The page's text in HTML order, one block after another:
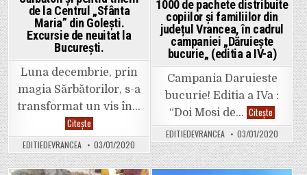
Femeilor
Arhiepiscopia
Vrancei,
alături
de
Platforma
Civică
de la Centrul „Sfânta
Maria” din Golești.
Excursie de neuitat la
București.
Luna decembrie, prin
magia Sărbătorilor, s-a
transformat un vis în…
CiteșteSărbători
și
pentru
tinerii
de
la
EDITIEDEVRANCEA 03/01/2020
1000 de pachete distribuite
copiilor și familiilor din
județul Vrancea, în cadrul
campaniei „Dăruiește
bucurie„ (editia a IV-a)
Campania Daruieste
bucurie! Editia a IVa :
“Doi Mosi de… Citește
de
pachete
distribuite
copiilor
și
familiilor
EDITIEDEVRANCEA 03/01/2020